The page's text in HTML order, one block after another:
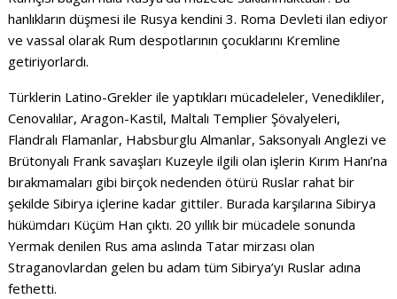
hanlıkların düşmesi ile Rusya kendini 3. Roma Devleti ilan ediyor
ve vassal olarak Rum despotlarının çocuklarını Kremline
getiriyorlardı.
Türklerin Latino-Grekler ile yaptıkları mücadeleler, Venedikliler,
Cenovalılar, Aragon-Kastil, Maltalı Templier Şövalyeleri,
Flandralı Flamanlar, Habsburglu Almanlar, Saksonyalı Anglezi ve
Brütonyalı Frank savaşları Kuzeyle ilgili olan işlerin Kırım Hanı’na
bırakmamaları gibi birçok nedenden ötürü Ruslar rahat bir
şekilde Sibirya içlerine kadar gittiler. Burada karşılarına Sibirya
hükümdarı Küçüm Han çıktı. 20 yıllık bir mücadele sonunda
Yermak denilen Rus ama aslında Tatar mirzası olan
Straganovlardan gelen bu adam tüm Sibirya’yı Ruslar adına
fethetti.